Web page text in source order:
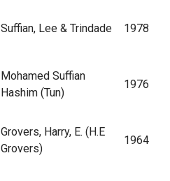
Suffian, Lee & Trindade 1978
Mohamed Suffian
Hashim (Tun)
1976
Grovers, Harry, E. (H.E
Grovers)
1964